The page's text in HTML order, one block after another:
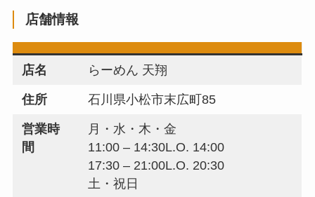
店舗情報
店名 らーめん 天翔
住所 石川県小松市末広町85
営業時
間
月・水・木・金
11:00 – 14:30L.O. 14:00
17:30 – 21:00L.O. 20:30
土・祝日